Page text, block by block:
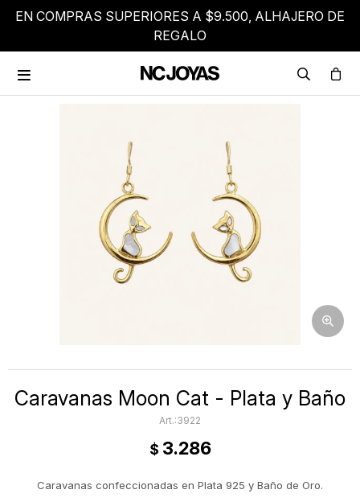
EN COMPRAS SUPERIORES A $9.500, ALHAJERO DE
REGALO

Caravanas Moon Cat - Plata y Baño
3922
$ 3.286
Caravanas confeccionadas en Plata 925 y Baño de Oro.